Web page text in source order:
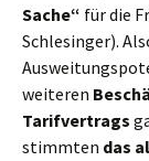
Sache“ für die
Schlesinger).
weiteren
Tarifvertrags
stimmten das